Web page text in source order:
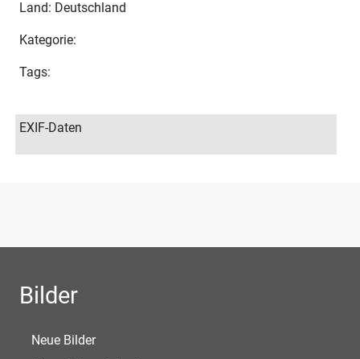
Land: Deutschland
Kategorie:
Tags:
EXIF-Daten
Bilder
Neue Bilder